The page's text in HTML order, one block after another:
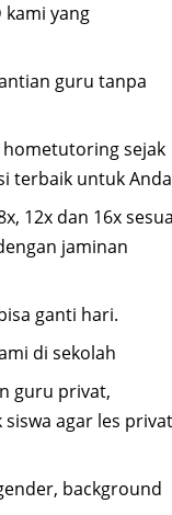
kami yang
guru tanpa
hometutoring sejak
terbaik untuk
12x dan 16x
jaminan
ganti hari.
di sekolah
guru privat,
agar les privat
background